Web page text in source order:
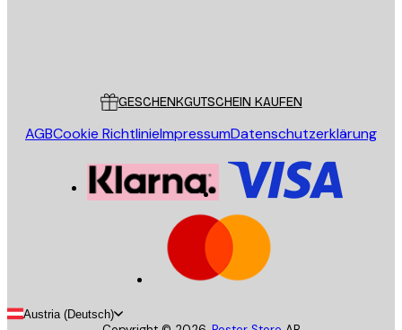
GESCHENKGUTSCHEIN KAUFEN
AGBCookie RichtlinieImpressumDatenschutzerklärung
Austria (Deutsch)